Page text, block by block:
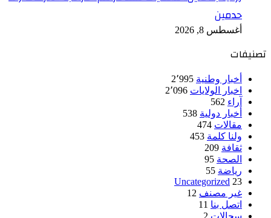
حدمين
أغسطس 8, 2026
تصنيفات
أخبار وطنية 2٬995
اخبار الولايات 2٬096
آراء 562
أخبار دولية 538
مقالات 474
ولنا كلمة 453
ثقافة 209
الصحة 95
رياضة 55
Uncategorized 23
غير مصنف 12
اتصل بنا 11
سجالات 2